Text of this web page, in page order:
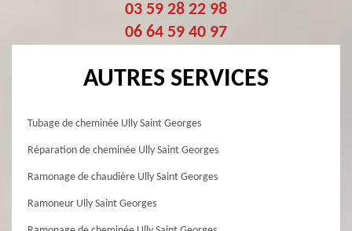
03 59 28 22 98
06 64 59 40 97
AUTRES SERVICES
Tubage de cheminée Ully Saint Georges
Réparation de cheminée Ully Saint Georges
Ramonage de chaudière Ully Saint Georges
Ramoneur Ully Saint Georges